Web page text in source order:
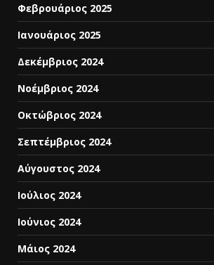
Φεβρουάριος 2025
Ιανουάριος 2025
Δεκέμβριος 2024
Νοέμβριος 2024
Οκτώβριος 2024
Σεπτέμβριος 2024
Αύγουστος 2024
Ιούλιος 2024
Ιούνιος 2024
Μάιος 2024